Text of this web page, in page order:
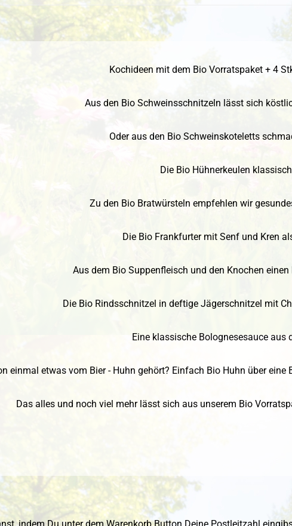
Kochideen mit dem Bio Vorratspaket + 4
Aus den Bio Schweinsschnitzeln lässt sich
Oder aus den Bio Schweinskoteletts
Die Bio Hühnerkeulen
Zu den Bio Bratwürsteln empfehlen wir
Die Bio Frankfurter mit Senf und Kren
Aus dem Bio Suppenfleisch und den Knochen
Die Bio Rindsschnitzel in deftige Jägerschnitzel mit
Eine klassische Bolognesesauce aus
einmal etwas vom Bier - Huhn gehört? Einfach Bio Huhn über
Das alles und noch viel mehr lässt sich aus unserem Bio